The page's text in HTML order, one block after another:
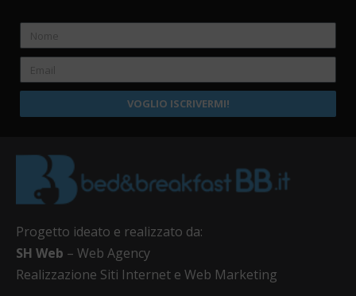
VOGLIO ISCRIVERMI!
Progetto ideato e realizzato da:
SH Web – Web Agency
Realizzazione Siti Internet e Web Marketing